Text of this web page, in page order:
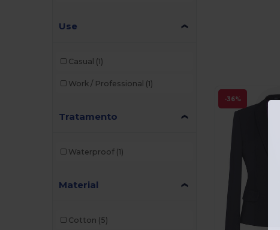
Use
Casual (1)
Work / Professional (1)
Tratamento
Waterproof (1)
Material
Cotton (5)
-36%